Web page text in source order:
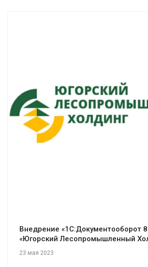
Смотреть проект
Внедрение «1С:Документооборот
«Югорский Лесопромышленный
23 мая 2023